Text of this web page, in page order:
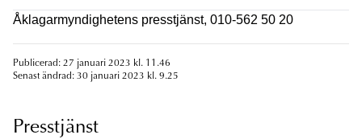
Åklagarmyndighetens presstjänst, 010-562 50 20
Publicerad: 27 januari 2023 kl. 11.46
Senast ändrad: 30 januari 2023 kl. 9.25
Presstjänst